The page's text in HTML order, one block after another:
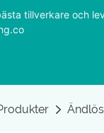
tillverkare och